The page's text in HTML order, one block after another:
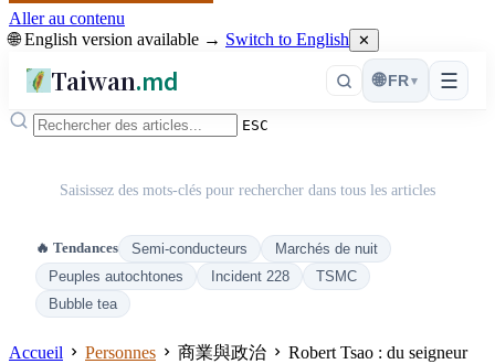
Aller au contenu
🌐 English version available → Switch to English ✕
Taiwan.md ☰
🌐 FR ▾
ESC
Saisissez des mots-clés pour rechercher dans tous les articles
🔥 Tendances Semi-conducteurs
Marchés de nuit
Peuples autochtones
Incident 228
TSMC
Bubble tea
Accueil Personnes 商業與政治
Robert Tsao : du seigneur